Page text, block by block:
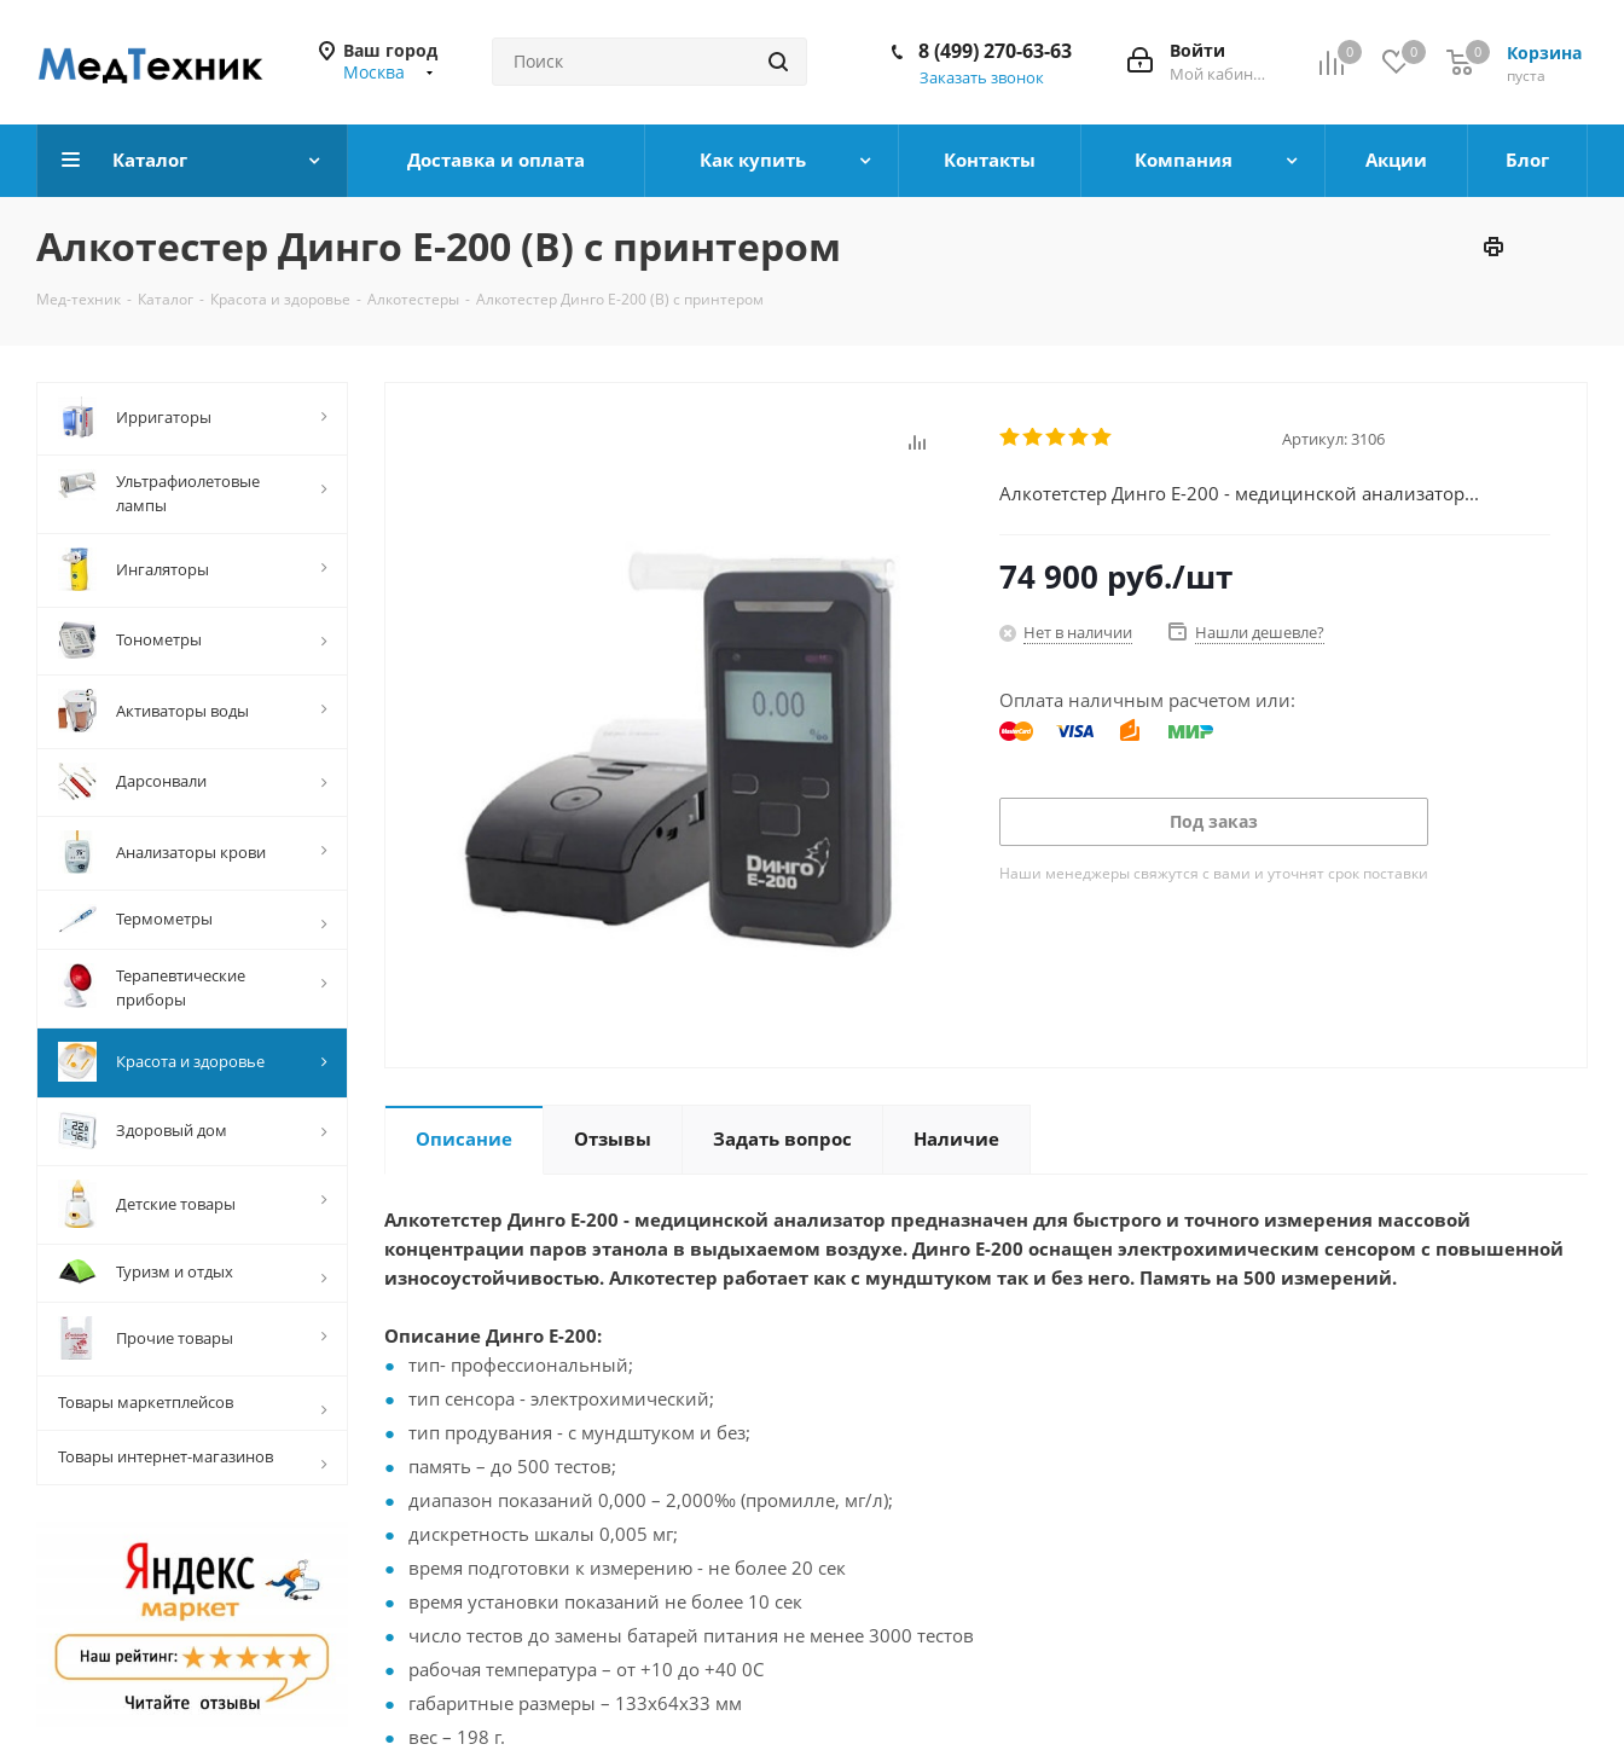
Ваш город
Москва
0 0 Корзина
0
пуста
0
Войти
Мой кабинет
8 (499) 270-63-63
Заказать звонок
Каталог Доставка и оплата Как купить Контакты Компания Акции Блог
Алкотестер Динго Е-200 (B) с принтером
Мед-техник - Каталог - Красота и здоровье - Алкотестеры - Алкотестер Динго Е-200 (B) с принтером
Артикул:3106
Алкотетстер Динго Е-200 - медицинской анализатор...
74 900 руб./шт
Нет в наличии Нашли дешевле?
Оплата наличным расчетом или:
Под заказ
Наши менеджеры свяжутся с вами и уточнят срок поставки
Описание Отзывы Задать вопрос Наличие
Алкотетстер Динго Е-200 - медицинской анализатор предназначен для быстрого и точного измерения массовой
концентрации паров этанола в выдыхаемом воздухе. Динго Е-200 оснащен электрохимическим сенсором с повышенной
износоустойчивостью. Алкотестер работает как с мундштуком так и без него. Память на 500 измерений.
Описание Динго Е-200:
тип- профессиональный;
тип сенсора - электрохимический;
тип продувания - с мундштуком и без;
память – до 500 тестов;
диапазон показаний 0,000 – 2,000‰ (промилле, мг/л);
дискретность шкалы 0,005 мг;
время подготовки к измерению - не более 20 сек
время установки показаний не более 10 сек
число тестов до замены батарей питания не менее 3000 тестов
рабочая температура – от +10 до +40 0С
габаритные размеры – 133х64х33 мм
вес – 198 г.
Ирригаторы
Ультрафиолетовые
лампы
Ингаляторы
Тонометры
Активаторы воды
Дарсонвали
Анализаторы крови
Термометры
Терапевтические
приборы
Красота и здоровье
Здоровый дом
Детские товары
Туризм и отдых
Прочие товары
Товары маркетплейсов
Товары интернет-магазинов